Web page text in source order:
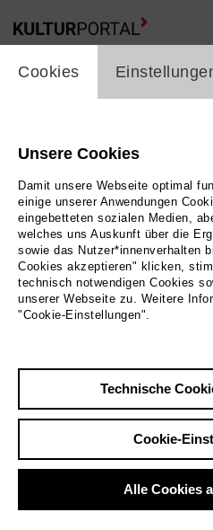
skip_media_container
cookie_layer
Cookies
Unsere Cookies
Damit unsere Webseite optimal
einige unserer Anwendungen
eingebetteten sozialen Medien,
welches uns Auskunft über die
sowie das Nutzer*innenverhalten
Cookies akzeptieren" klicken,
technisch notwendigen Cookies
unserer Webseite zu. Weitere
"Cookie-Einstellungen".
Technische
Cookie-
Alle Cookies